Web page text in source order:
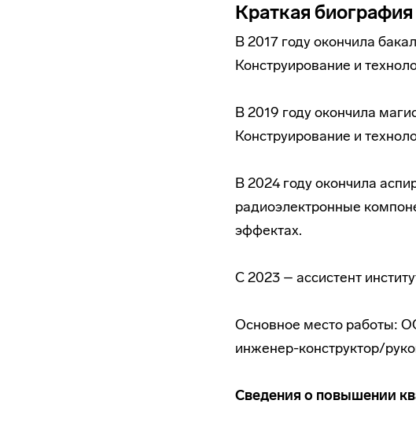
Краткая биография
В 2017 году окончила
Конструирование и
В 2019 году окончила
Конструирование и
В 2024 году окончила
радиоэлектронные
эффектах.
С 2023 – ассистент
Основное место работы:
инженер-конструктор/
Сведения о повышении